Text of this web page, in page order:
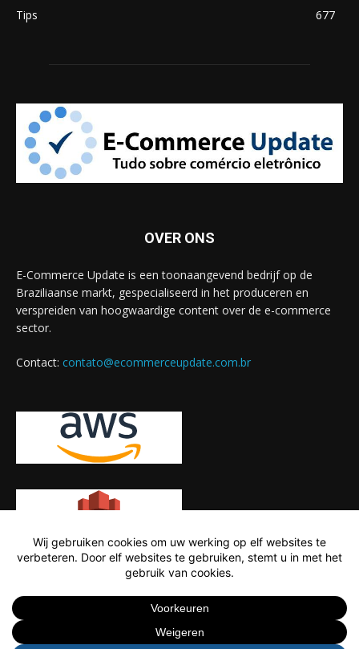
Tips
677
OVER ONS
E-Commerce Update is een toonaangevend bedrijf op de
Braziliaanse markt, gespecialiseerd in het produceren en
verspreiden van hoogwaardige content over de e-commerce
sector.
Contact: contato@ecommerceupdate.com.br
© E-Commerce Update 2024 - Alle rechten voorbehouden.